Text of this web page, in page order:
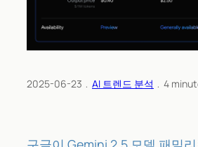
2025-06-23 ﹒ AI 트렌드 분석 ﹒ 4